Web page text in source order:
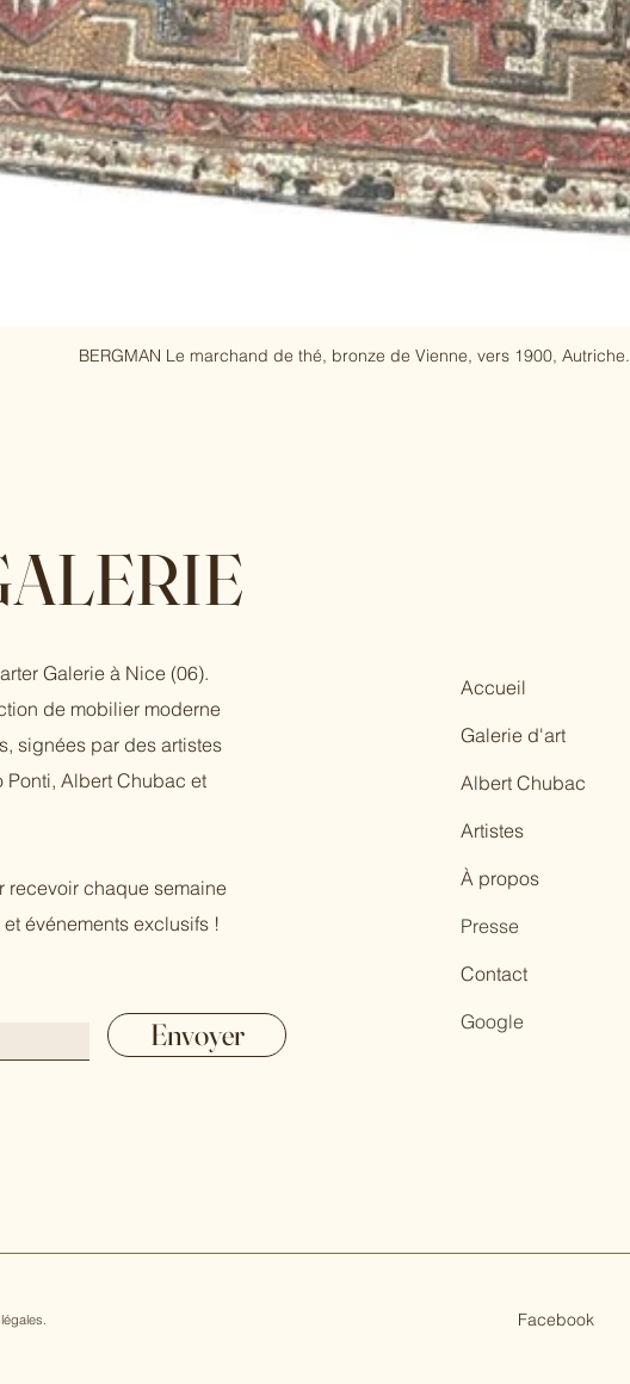
BERGMAN Le marchand de thé, bronze de Vienne, vers 1900, Autriche.
Galerie à Nice (06).
de mobilier moderne
signées par des artistes
Ponti, Albert Chubac et
recevoir chaque semaine
événements exclusifs !
Envoyer
Accueil
Galerie d'art
Albert Chubac
Artistes
À propos
Presse
Contact
Google
.
Facebook